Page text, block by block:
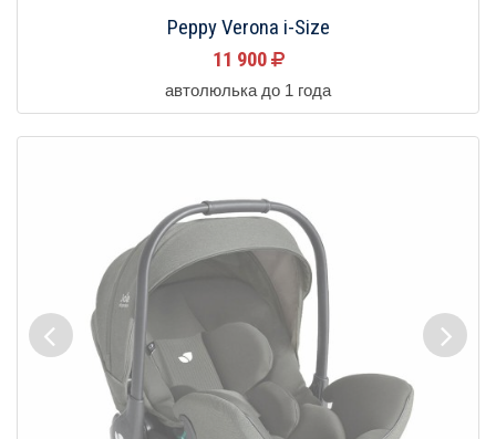
Peppy Verona i-Size
11 900
автолюлька до 1 года